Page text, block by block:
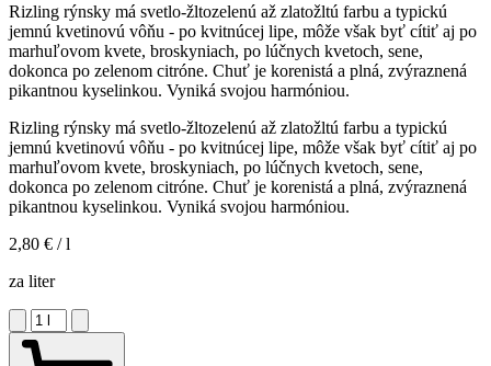
Rizling rýnsky má svetlo-žltozelenú až zlatožltú farbu a typickú
jemnú kvetinovú vôňu - po kvitnúcej lipe, môže však byť cítiť aj po
marhuľovom kvete, broskyniach, po lúčnych kvetoch, sene,
dokonca po zelenom citróne. Chuť je korenistá a plná, zvýraznená
pikantnou kyselinkou. Vyniká svojou harmóniou.
Rizling rýnsky má svetlo-žltozelenú až zlatožltú farbu a typickú
jemnú kvetinovú vôňu - po kvitnúcej lipe, môže však byť cítiť aj po
marhuľovom kvete, broskyniach, po lúčnych kvetoch, sene,
dokonca po zelenom citróne. Chuť je korenistá a plná, zvýraznená
pikantnou kyselinkou. Vyniká svojou harmóniou.
2,80 € / l
za liter